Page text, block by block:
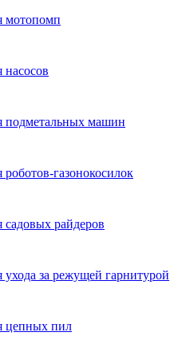
мотопомп
насосов
подметальных машин
роботов-газонокосилок
садовых райдеров
ухода за режущей гарнитурой
цепных пил